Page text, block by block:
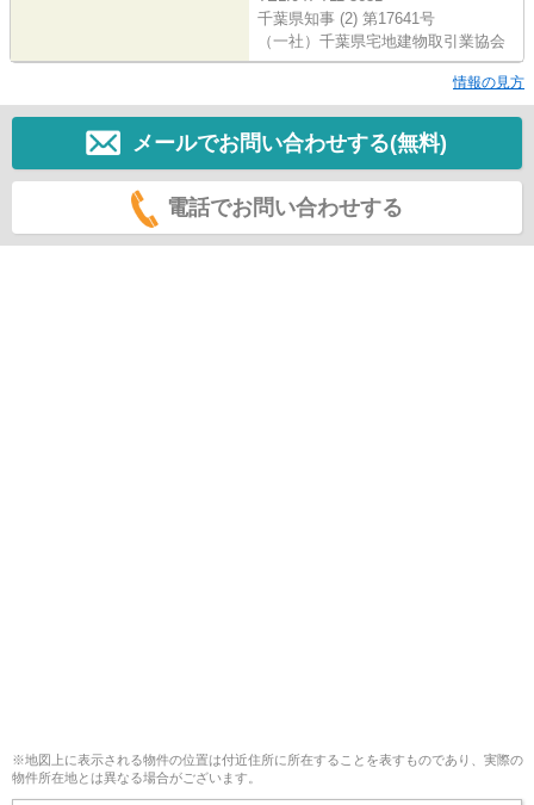
千葉県知事 (2) 第17641号
（一社）千葉県宅地建物取引業協会
情報の見方
メールでお問い合わせする(無料)
電話でお問い合わせする
※地図上に表示される物件の位置は付近住所に所在することを表すものであり、実際の
物件所在地とは異なる場合がございます。